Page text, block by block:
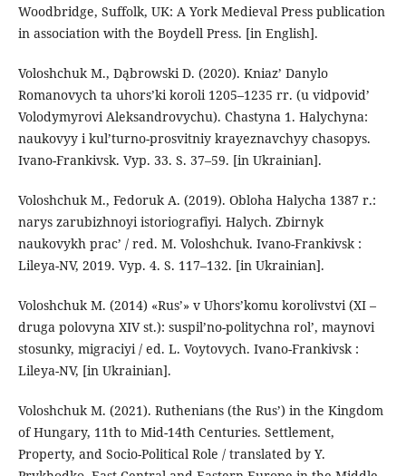
Woodbridge, Suffolk, UK: A York Medieval Press publication
in association with the Boydell Press. [in English].
Voloshchuk М., Dąbrowski D. (2020). Kniaz’ Danylo
Romanovych ta uhors’ki koroli 1205–1235 rr. (u vidpovid’
Volodymyrovi Aleksandrovychu). Chastyna 1. Halychyna:
naukovyy i kul’turno-prosvitniy krayeznavchyy chasopys.
Ivano-Frankivsk. Vyp. 33. S. 37–59. [in Ukrainian].
Voloshchuk М., Fedoruk A. (2019). Obloha Halycha 1387 r.:
narys zarubizhnoyi istoriografiyi. Halych. Zbirnyk
naukovykh prac’ / red. М. Voloshchuk. Ivano-Frankivsk :
Lileya-NV, 2019. Vyp. 4. S. 117–132. [in Ukrainian].
Voloshchuk М. (2014) «Rus’» v Uhors’komu korolivstvi (ХІ –
druga polovyna XIV st.): suspil’no-politychna rol’, maynovi
stosunky, migraciyi / ed. L. Voytovych. Ivano-Frankivsk :
Lileya-NV, [in Ukrainian].
Voloshchuk M. (2021). Ruthenians (the Rus’) in the Kingdom
of Hungary, 11th to Mid-14th Centuries. Settlement,
Property, and Socio-Political Role / translated by Y.